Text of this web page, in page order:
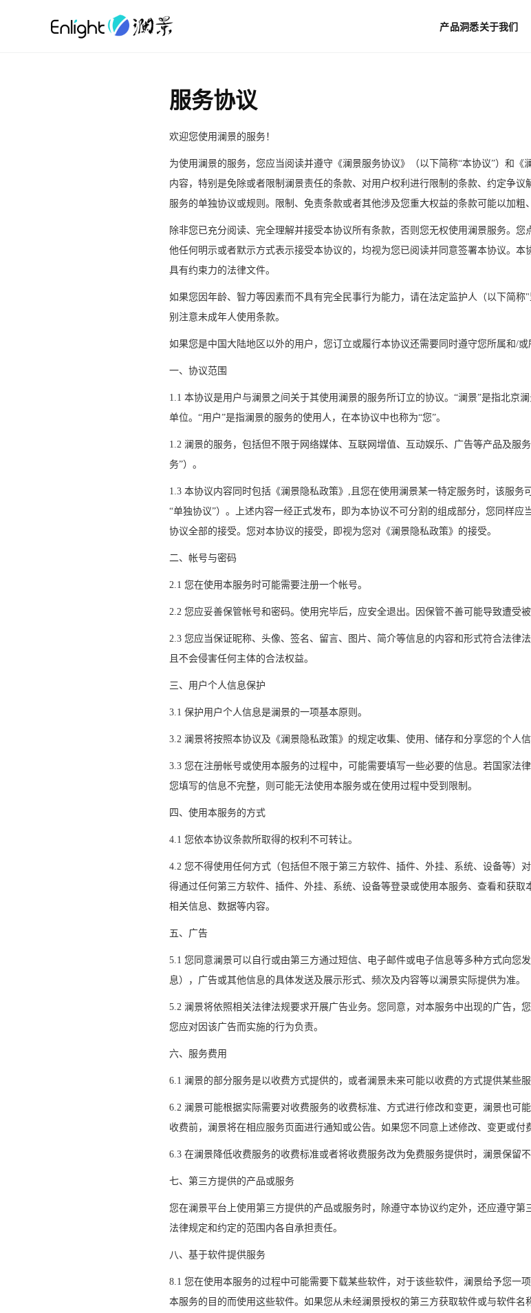
产品洞悉关于我们
服务协议
欢迎您使用 澜景的服务！
为使用 澜景的服务，您应当阅读并遵守《澜景服务协议》（以下简称“本协议”）和
内容，特别是免除或者限制澜景责任的条款、对用户权利进行限制的条款、约定争
服务的单独协议或规则。限制、免责条款或者其他涉及您重大权益的条款可能以加粗
除非您已充分阅读、完全理解并接受本协议所有条款，否则您无权使用 澜景服务。您
他任何明示或者默示方式表示接受本协议的，均视为您已阅读并同意签署本协议。
具有约束力的法律文件。
如果您因年龄、智力等因素而不具有完全民事行为能力，请在法定监护人（以下简称
别注意未成年人使用条款。
如果您是中国大陆地区以外的用户，您订立或履行本协议还需要同时遵守您所属和/或
一、协议范围
1.1 本协议是用户与澜景之间关于其使用澜景的服务所订立的协议。“澜景”是指北京
单位。“用户”是指澜景的服务的使用人，在本协议中也称为“您”。
1.2 澜景的服务，包括但不限于网络媒体、互联网增值、互动娱乐、广告等产品及服
务”）。
1.3 本协议内容同时包括《澜景隐私政策》,且您在使用澜景某一特定服务时，该服
“单独协议”）。上述内容一经正式发布，即为本协议不可分割的组成部分，您同样
协议全部的接受。您对本协议的接受，即视为您对《澜景隐私政策》的接受。
二、帐号与密码
2.1 您在使用本服务时可能需要注册一个帐号。
2.2 您应妥善保管帐号和密码。使用完毕后，应安全退出。因保管不善可能导致遭受
2.3 您应当保证昵称、头像、签名、留言、图片、简介等信息的内容和形式符合法律
且不会侵害任何主体的合法权益。
三、用户个人信息保护
3.1 保护用户个人信息是澜景的一项基本原则。
3.2 澜景将按照本协议及《澜景隐私政策》的规定收集、使用、储存和分享您的个人信
3.3 您在注册帐号或使用本服务的过程中，可能需要填写一些必要的信息。若国家法
您填写的信息不完整，则可能无法使用本服务或在使用过程中受到限制。
四、使用本服务的方式
4.1 您依本协议条款所取得的权利不可转让。
4.2 您不得使用任何方式（包括但不限于第三方软件、插件、外挂、系统、设备等）
得通过任何第三方软件、插件、外挂、系统、设备等登录或使用本服务、查看和获
相关信息、数据等内容。
五、广告
5.1 您同意澜景可以自行或由第三方通过短信、电子邮件或电子信息等多种方式向您
息），广告或其他信息的具体发送及展示形式、频次及内容等以澜景实际提供为准。
5.2 澜景将依照相关法律法规要求开展广告业务。您同意，对本服务中出现的广告，
您应对因该广告而实施的行为负责。
六、服务费用
6.1 澜景的部分服务是以收费方式提供的，或者澜景未来可能以收费的方式提供某些
6.2 澜景可能根据实际需要对收费服务的收费标准、方式进行修改和变更，澜景也可
收费前，澜景将在相应服务页面进行通知或公告。如果您不同意上述修改、变更或付
6.3 在澜景降低收费服务的收费标准或者将收费服务改为免费服务提供时，澜景保留
七、第三方提供的产品或服务
您在澜景平台上使用第三方提供的产品或服务时，除遵守本协议约定外，还应遵守
法律规定和约定的范围内各自承担责任。
八、基于软件提供服务
8.1 您在使用本服务的过程中可能需要下载某些软件，对于该些软件，澜景给予您一
本服务的目的而使用这些软件。如果您从未经澜景授权的第三方获取软件或与软件